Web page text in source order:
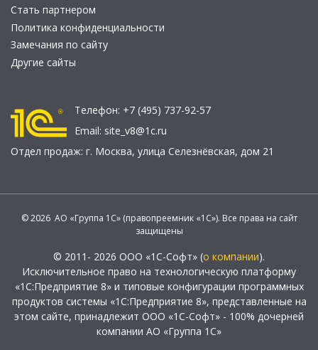
Стать партнером
Политика конфиденциальности
Замечания по сайту
Другие сайты
Телефон: +7 (495) 737-92-57
Email: site_v8@1c.ru
Отдел продаж: г. Москва, улица Селезнёвская, дом 21
© 2026 АО «Группа 1С» (правопреемник «1С»). Все права на сайт
защищены
© 2011- 2026 ООО «1С-Софт» (о компании).
Исключительное право на технологическую платформу
«1С:Предприятие 8» и типовые конфигурации программных
продуктов системы «1С:Предприятие 8», представленные на
этом сайте, принадлежит ООО «1С-Софт» - 100% дочерней
компании АО «Группа 1С»